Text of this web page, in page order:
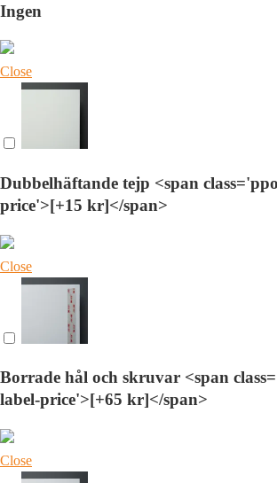
Ingen
Close
Dubbelhäftande tejp <span
price'>[+15 kr]</span>
Close
Borrade hål och skruvar <span
label-price'>[+65 kr]</span>
Close